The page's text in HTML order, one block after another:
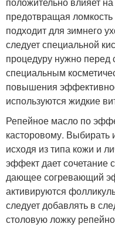
предотвращая
подходит для зимнего
следует специальной
процедуру нужно
специальным
повышения
используются жидкие
Репейное масло по
касторовому. Выбирать
исходя из типа кожи и
эффект дает
дающее согревающий
активируются
следует добавлять в
столовую ложку